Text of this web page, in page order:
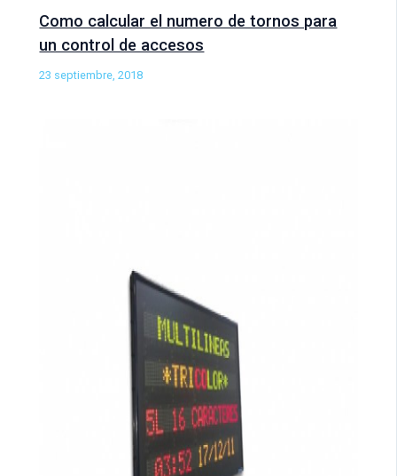
Como calcular el numero de tornos para
un control de accesos
23 septiembre, 2018